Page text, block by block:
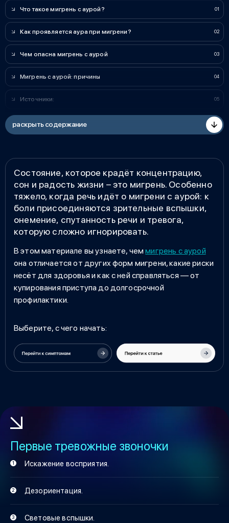
Что такое мигрень с аурой?
Как проявляется аура при мигрени?
Чем опасна мигрень с аурой
Мигрень с аурой: причины
Источники:
раскрыть содержание
Состояние, которое крадёт концентрацию,
сон и радость жизни – это мигрень. Особенно
тяжело, когда речь идёт о мигрени с аурой: к
боли присоединяются зрительные вспышки,
онемение, спутанность речи и тревога,
которую сложно игнорировать.
В этом материале вы узнаете, чеммигрень с аурой
она отличается от других форм мигрени, какие риски
несёт для здоровья и как с ней справляться — от
купирования приступа до долгосрочной
профилактики.
Выберите, с чего начать:
Первые тревожные звоночки
Искажение восприятия.
Дезориентация.
Световые вспышки.